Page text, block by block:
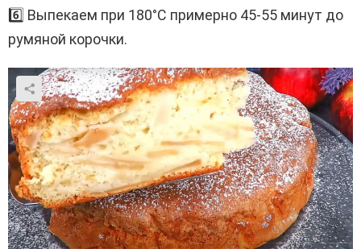
6️⃣ Выпекаем при 180°C примерно 45-55 минут до
румяной корочки.